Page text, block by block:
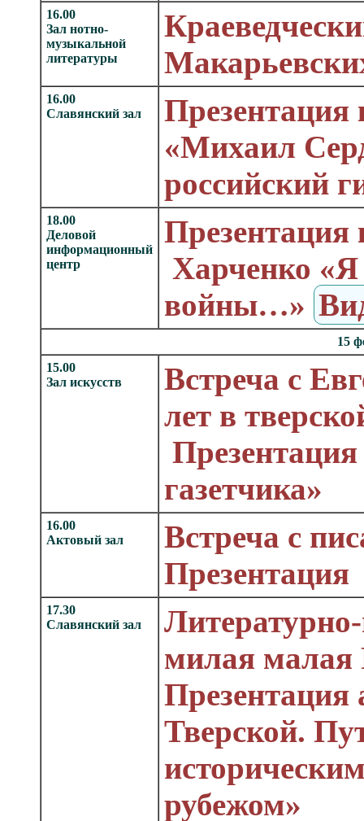
16.00
Зал нотно-
музыкальной
литературы
16.00
Славянский зал
«Михаил
российский
18.00
Деловой
информационный
центр
Презентация
Харченко «Я
войны…»
15
15.00
Зал искусств
Встреча с
лет в
газетчика»
16.00
Актовый зал
Встреча с
17.30
Славянский зал
милая малая
Тверской.
рубежом»